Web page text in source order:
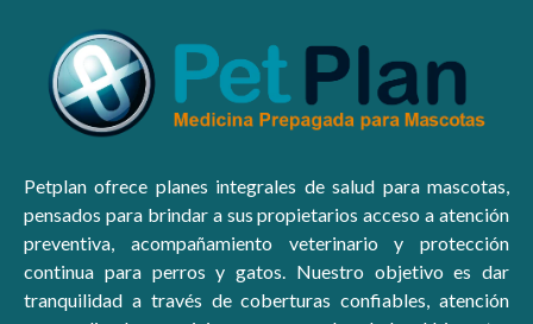
Petplan ofrece planes integrales de salud para mascotas,
pensados para brindar a sus propietarios acceso a atención
preventiva, acompañamiento veterinario y protección
continua para perros y gatos. Nuestro objetivo es dar
tranquilidad a través de coberturas confiables, atención